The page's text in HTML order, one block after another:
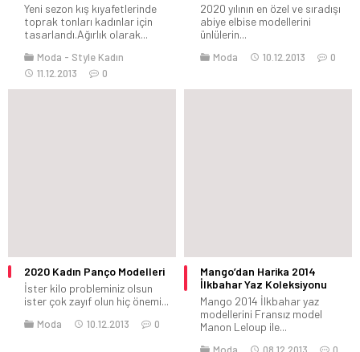
Yeni sezon kış kıyafetlerinde
toprak tonları kadınlar için
tasarlandı.Ağırlık olarak...
Moda
Style Kadın
11.12.2013
0
2020 yılının en özel ve sıradışı
abiye elbise modellerini
ünlülerin...
Moda 10.12.2013 0
2020 Kadın Panço Modelleri
İster kilo probleminiz olsun
ister çok zayıf olun hiç önemi...
Moda 10.12.2013 0
Mango’dan Harika 2014
İlkbahar Yaz Koleksiyonu
Mango 2014 İlkbahar yaz
modellerini Fransız model
Manon Leloup ile...